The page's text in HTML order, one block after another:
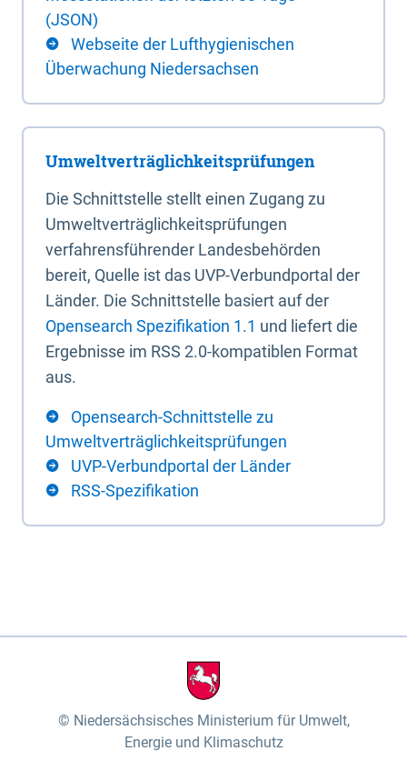
(JSON)
Webseite der Lufthygienischen
Überwachung Niedersachsen
Umweltverträglichkeitsprüfungen
Die Schnittstelle stellt einen Zugang zu
Umweltverträglichkeitsprüfungen
verfahrensführender Landesbehörden
bereit, Quelle ist das UVP-Verbundportal der
Länder. Die Schnittstelle basiert auf der
Opensearch Spezifikation 1.1 und liefert die
Ergebnisse im RSS 2.0-kompatiblen Format
aus.
Opensearch-Schnittstelle zu
Umweltverträglichkeitsprüfungen
UVP-Verbundportal der Länder
RSS-Spezifikation
Niedersächsisches Ministerium für Umwelt,
Energie und Klimaschutz